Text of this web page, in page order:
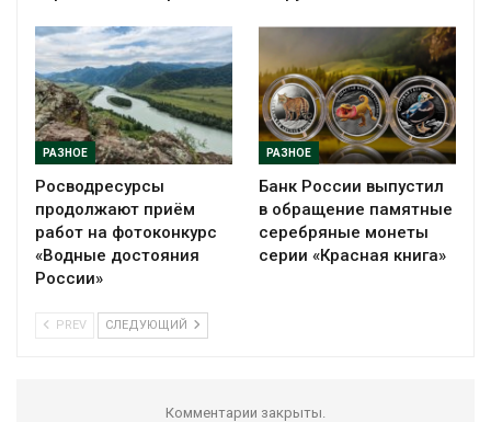
РАЗНОЕ
Росводресурсы
продолжают приём
работ на фотоконкурс
«Водные достояния
России»
РАЗНОЕ
Банк России выпустил
в обращение памятные
серебряные монеты
серии «Красная книга»
PREV СЛЕДУЮЩИЙ
Комментарии закрыты.